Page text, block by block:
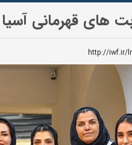
های قهرمانی آسیا
http://iwf.ir/